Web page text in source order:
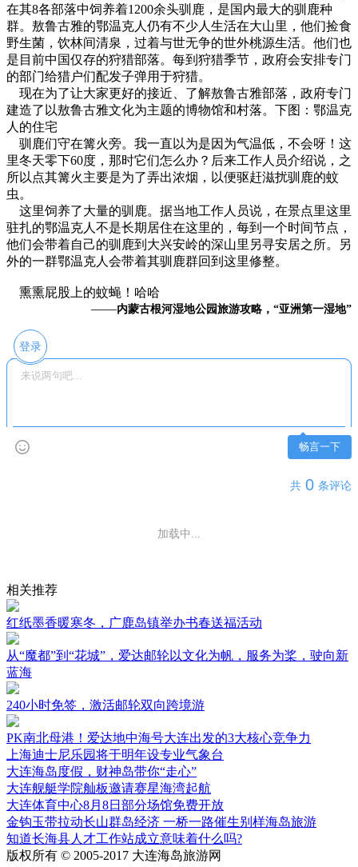
在其8各部落中饲养着1200余头驯鹿，是国内最大的驯鹿种
群。敖鲁古雅的鄂温克人仍有不少人生活在大山里，他们捡食
野生菌，饮林间清泉，过着与世无争的世外桃源生活。他们也
是目前中国仅存的狩猎部落。每到狩猎季节，政府会安排专门
的部门给猎户们配发子弹用于狩猎。
现在为了让大家更好的接近、了解敖鲁古雅部落，政府专门
建造了以敖鲁古雅文化为主题的博物馆和村落。下图：鄂温克
人的住宅
驯鹿们守在篝火旁。我一直以为是因为气温低，不会呀！这
里冬天零下60度，那时它们怎么办？后来工作人员介绍说，之
所以点其篝火主要是为了弄出浓烟，以便驱赶滋扰驯鹿的蚊
虫。
这里饲养了大量的驯鹿。据当地工作人员说，在景点里这里
驻扎的鄂温克人不是长期居住在这里的，每到一个时间节点，
他们会带着自己的驯鹿到大兴安岭的深山里另寻安居之所。另
外的一群鄂温克人会带着其驯鹿群回到这里修整。
熏熏屁股上的蚊蝇！哈哈
——内蒙古根河湿地公园旅游攻略，“亚洲第一湿地”
登录
畅言一下
共 0 条评论
加载中...
相关推荐
红纸墨香暖寒冬，广鹿岛镇举办书春送福活动
从“魔都”到“花城”，爱达邮轮以文化为帆，服务为桨，驶向新
蓝海
240小时免签，激活邮轮双向跨境游
PK南北母港！爱达地中海号大连出发的3大核心竞争力
上海迪士尼乐园将于明年设专业气象台
大连海岛度假，财神岛带你“走心”
大连舰艇学院舢板邀请赛星海湾起航
大连体育中心8月8日部分场馆免费开放
金钩玉带拉动长山群岛经济 一桥一路催生别样海岛旅游
知道长海县人才工作站成立意味着什么吗?
版权所有 © 2005-2017 大连海岛旅游网